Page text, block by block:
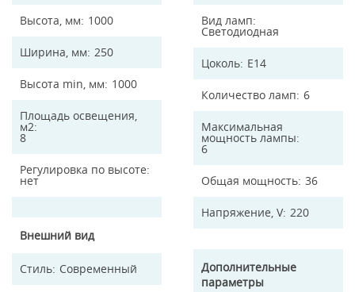
Высота, мм 1000
Ширина, мм 250
Высота min, мм 1000
Площадь освещения,
м2
8
Регулировка по высоте
нет
Внешний вид
Стиль Современный
Вид ламп
Светодиодная
Цоколь E14
Количество ламп 6
Максимальная
мощность лампы
6
Общая мощность 36
Напряжение, V 220
Дополнительные
параметры